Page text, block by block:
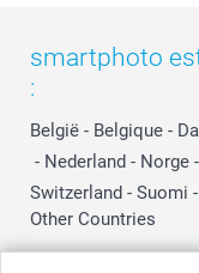
smartphoto
:
België - Belgique -
- Nederland - Norge -
Switzerland - Suomi -
Other Countries